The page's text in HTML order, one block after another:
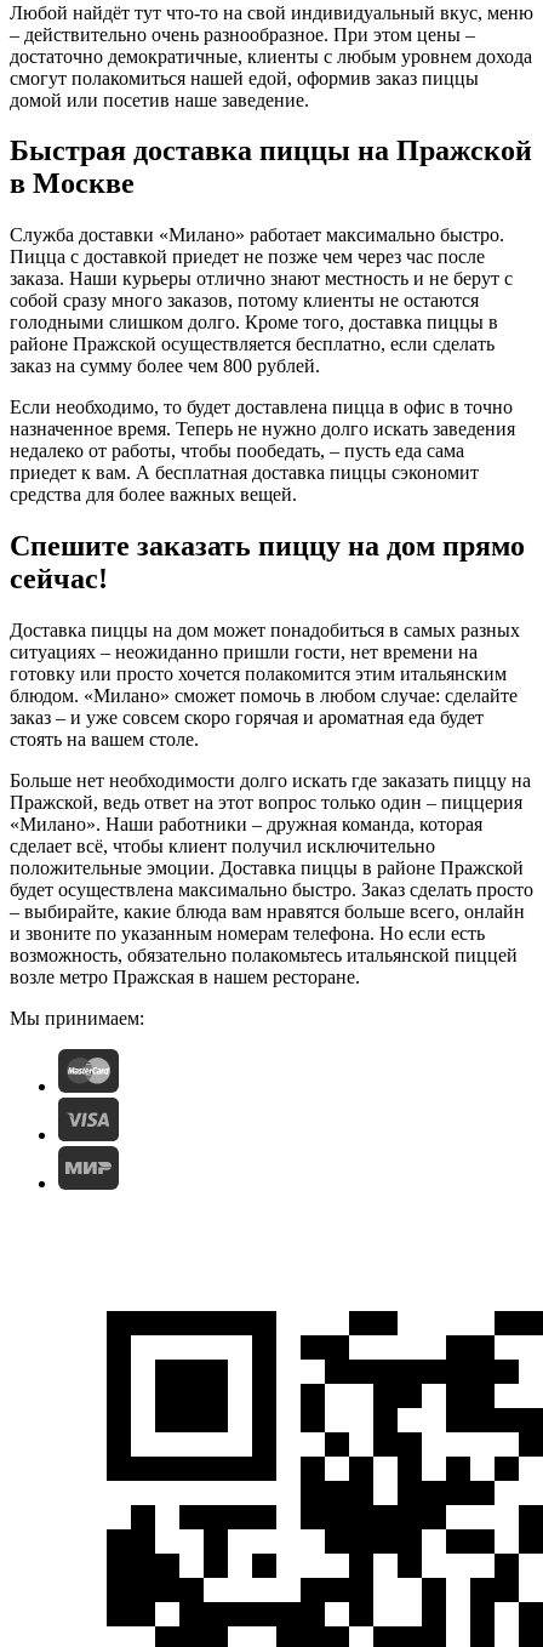
Любой найдёт тут что-то на свой индивидуальный вкус, меню
– действительно очень разнообразное. При этом цены –
достаточно демократичные, клиенты с любым уровнем дохода
смогут полакомиться нашей едой, оформив заказ пиццы
домой или посетив наше заведение.
Быстрая доставка пиццы на Пражской
в Москве
Служба доставки «Милано» работает максимально быстро.
Пицца с доставкой приедет не позже чем через час после
заказа. Наши курьеры отлично знают местность и не берут с
собой сразу много заказов, потому клиенты не остаются
голодными слишком долго. Кроме того, доставка пиццы в
районе Пражской осуществляется бесплатно, если сделать
заказ на сумму более чем 800 рублей.
Если необходимо, то будет доставлена пицца в офис в точно
назначенное время. Теперь не нужно долго искать заведения
недалеко от работы, чтобы пообедать, – пусть еда сама
приедет к вам. А бесплатная доставка пиццы сэкономит
средства для более важных вещей.
Спешите заказать пиццу на дом прямо
сейчас!
Доставка пиццы на дом может понадобиться в самых разных
ситуациях – неожиданно пришли гости, нет времени на
готовку или просто хочется полакомится этим итальянским
блюдом. «Милано» сможет помочь в любом случае: сделайте
заказ – и уже совсем скоро горячая и ароматная еда будет
стоять на вашем столе.
Больше нет необходимости долго искать где заказать пиццу на
Пражской, ведь ответ на этот вопрос только один – пиццерия
«Милано». Наши работники – дружная команда, которая
сделает всё, чтобы клиент получил исключительно
положительные эмоции. Доставка пиццы в районе Пражской
будет осуществлена максимально быстро. Заказ сделать просто
– выбирайте, какие блюда вам нравятся больше всего, онлайн
и звоните по указанным номерам телефона. Но если есть
возможность, обязательно полакомьтесь итальянской пиццей
возле метро Пражская в нашем ресторане.
Мы принимаем: